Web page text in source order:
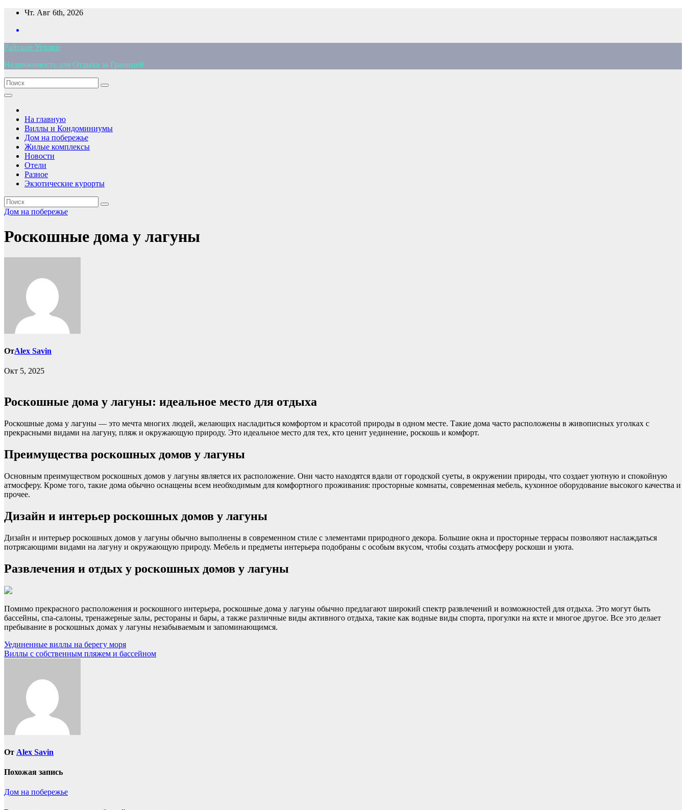
Перейти
содержимому
Чт. Авг 6th, 2026
Райские Уголки
Недвижимость для Отдыха за Границей
На главную
Виллы и Кондоминиумы
Дом на побережье
Жилые комплексы
Новости
Отели
Разное
Экзотические курорты
Дом на побережье
Роскошные дома у лагуны
ОтAlex Savin
Окт 5, 2025
Роскошные дома у лагуны: идеальное место для отдыха
Роскошные дома у лагуны — это мечта многих людей, желающих насладиться комфортом и красотой природы в одном месте. Такие дома часто расположены в живописных уголках с
прекрасными видами на лагуну, пляж и окружающую природу. Это идеальное место для тех, кто ценит уединение, роскошь и комфорт.
Преимущества роскошных домов у лагуны
Основным преимуществом роскошных домов у лагуны является их расположение. Они часто находятся вдали от городской суеты, в окружении природы, что создает уютную и спокойную
атмосферу. Кроме того, такие дома обычно оснащены всем необходимым для комфортного проживания: просторные комнаты, современная мебель, кухонное оборудование высокого качества и
прочее.
Дизайн и интерьер роскошных домов у лагуны
Дизайн и интерьер роскошных домов у лагуны обычно выполнены в современном стиле с элементами природного декора. Большие окна и просторные террасы позволяют наслаждаться
потрясающими видами на лагуну и окружающую природу. Мебель и предметы интерьера подобраны с особым вкусом, чтобы создать атмосферу роскоши и уюта.
Развлечения и отдых у роскошных домов у лагуны
Помимо прекрасного расположения и роскошного интерьера, роскошные дома у лагуны обычно предлагают широкий спектр развлечений и возможностей для отдыха. Это могут быть
бассейны, спа-салоны, тренажерные залы, рестораны и бары, а также различные виды активного отдыха, такие как водные виды спорта, прогулки на яхте и многое другое. Все это делает
пребывание в роскошных домах у лагуны незабываемым и запоминающимся.
Навигация
по
Уединенные виллы на берегу моря
Виллы с собственным пляжем и бассейном
От Alex Savin
Похожая запись
Дом на побережье